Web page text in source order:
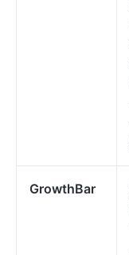
GrowthBar